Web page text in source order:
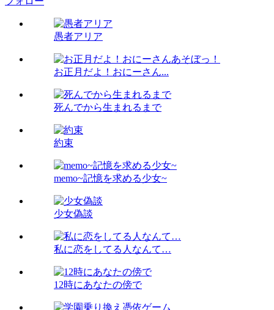
愚者アリア
お正月だよ！おにーさん...
死んでから生まれるまで
約束
memo~記憶を求める少女~
少女偽談
私に恋をしてる人なんて…
12時にあなたの傍で